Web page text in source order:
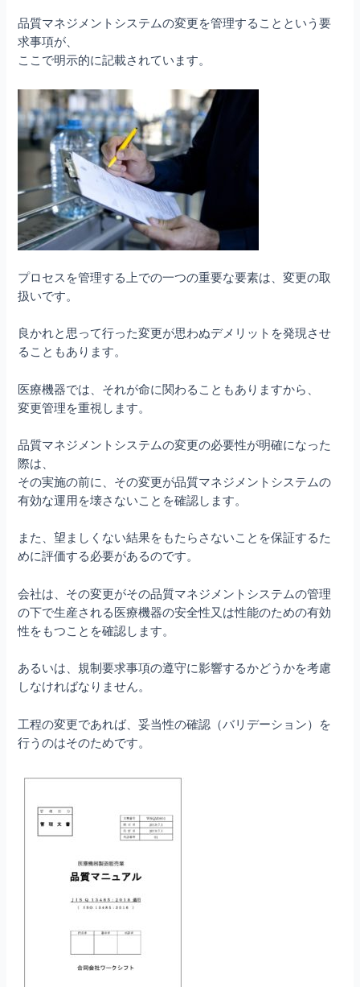
品質マネジメントシステムの変更を管理することという要
求事項が、
ここで明示的に記載されています。
プロセスを管理する上での一つの重要な要素は、変更の取
扱いです。
良かれと思って行った変更が思わぬデメリットを発現させ
ることもあります。
医療機器では、それが命に関わることもありますから、
変更管理を重視します。
品質マネジメントシステムの変更の必要性が明確になった
際は、
その実施の前に、その変更が品質マネジメントシステムの
有効な運用を壊さないことを確認します。
また、望ましくない結果をもたらさないことを保証するた
めに評価する必要があるのです。
会社は、その変更がその品質マネジメントシステムの管理
の下で生産される医療機器の安全性又は性能のための有効
性をもつことを確認します。
あるいは、規制要求事項の遵守に影響するかどうかを考慮
しなければなりません。
工程の変更であれば、妥当性の確認（バリデーション）を
行うのはそのためです。